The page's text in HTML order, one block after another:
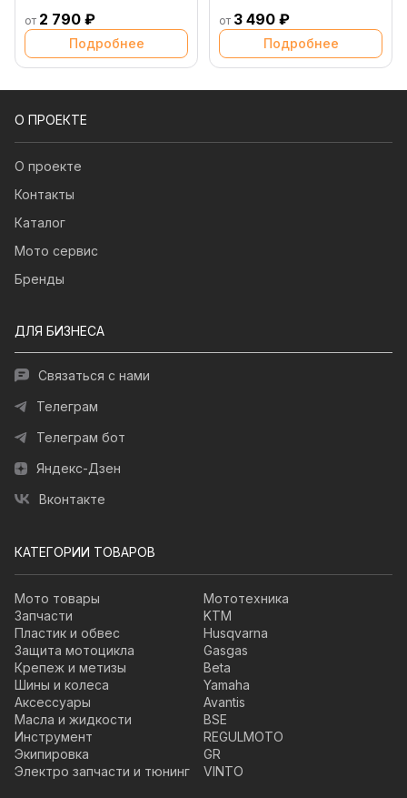
от 2 790 ₽
Подробнее
от 3 490 ₽
Подробнее
О ПРОЕКТЕ
О проекте
Контакты
Каталог
Мото сервис
Бренды
ДЛЯ БИЗНЕСА
Связаться с нами
Телеграм
Телеграм бот
Яндекс-Дзен
Вконтакте
КАТЕГОРИИ ТОВАРОВ
Мото товары
Запчасти
Пластик и обвес
Защита мотоцикла
Крепеж и метизы
Шины и колеса
Аксессуары
Масла и жидкости
Инструмент
Экипировка
Электро запчасти и тюнинг
Мототехника
KTM
Husqvarna
Gasgas
Beta
Yamaha
Avantis
BSE
REGULMOTO
GR
VINTO